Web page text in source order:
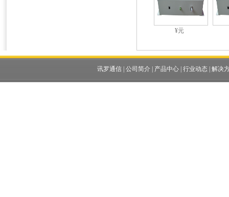
¥元
讯罗通信| 公司简介| 产品中心| 行业动态| 解决